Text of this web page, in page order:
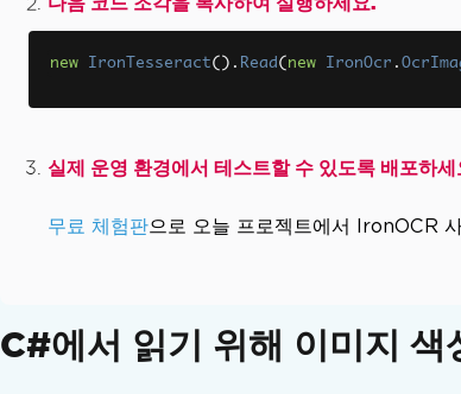
IronOcr에서 출력 PDF 파일 크기를 줄
콘텐츠 영역 및 작물 재배 지역 (PDF 파
IronOCR 문제 해결 (빠른 해결)
로컬 머신에서 Azure Functions 프로젝
TIFF 압축 경고
누락된 함수
new IronTesseract(). Read ( new IronOcr .
실제 운영 환경에서 테스트할 수 있도록 배포하세
무료 체험판으로 오늘 프로젝트에서 IronOCR
C#에서 읽기 위해 이미지 색